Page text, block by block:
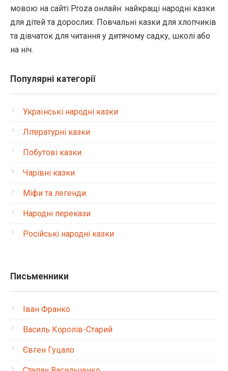
мовою на сайті Proza онлайн: найкращі народні казки
для дітей та дорослих. Повчальні казки для хлопчиків
та дівчаток для читання у дитячому садку, школі або
на ніч.
Популярні категорії
Українські народні казки
Літературні казки
Побутові казки
Чарівні казки
Міфи та легенди
Народні перекази
Російські народні казки
Письменники
Іван Франко
Василь Королів-Старий
Євген Гуцало